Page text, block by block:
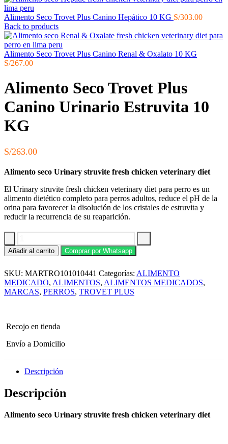
Alimento Seco Trovet Plus Canino Hepático 10 KG S/303.00
Back to products
Alimento Seco Trovet Plus Canino Renal & Oxalato 10 KG
S/267.00
Alimento Seco Trovet Plus
Canino Urinario Estruvita 10
KG
S/263.00
Alimento seco Urinary struvite fresh chicken veterinary diet
El Urinary struvite fresh chicken veterinary diet para perro es un
alimento dietético completo para perros adultos, reduce el pH de la
orina para favorecer la disolución de los cristales de estruvita y
reducir la recurrencia de su reaparición.
Alimento
Seco
Plus
Canino
Urinario
Estruvita
cantidad
Añadir al carrito Comprar por Whatsapp
SKU: MARTRO101010441 Categorías: ALIMENTO
MEDICADO, ALIMENTOS, ALIMENTOS MEDICADOS,
MARCAS, PERROS, TROVET PLUS
Recojo en tienda
Envío a Domicilio
Descripción
Descripción
Alimento seco Urinary struvite fresh chicken veterinary diet